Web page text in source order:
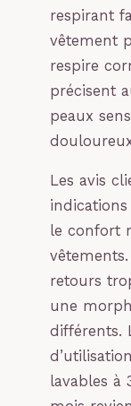
respirant
vêtement
respire
précisent
peaux
Les avis
le confort
retours
une
différents.
lavables à